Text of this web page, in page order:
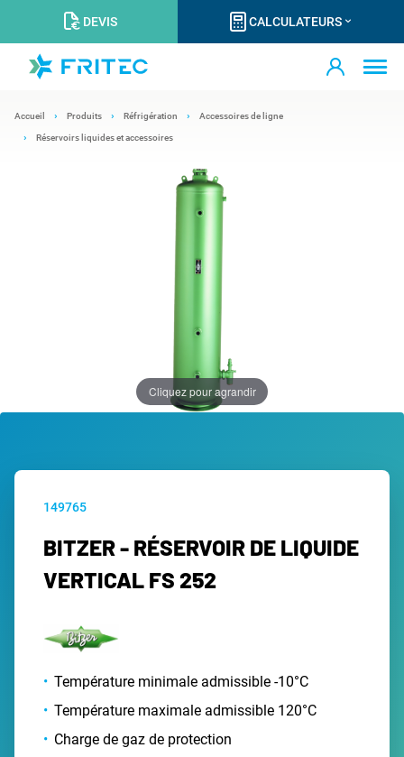
DEVIS CALCULATEURS
Accueil Produits Réfrigération Accessoires de ligne
Réservoirs liquides et accessoires
Cliquez pour agrandir
149765
BITZER - RÉSERVOIR DE LIQUIDE
VERTICAL FS 252
Température minimale admissible -10°C
Température maximale admissible 120°C
Charge de gaz de protection